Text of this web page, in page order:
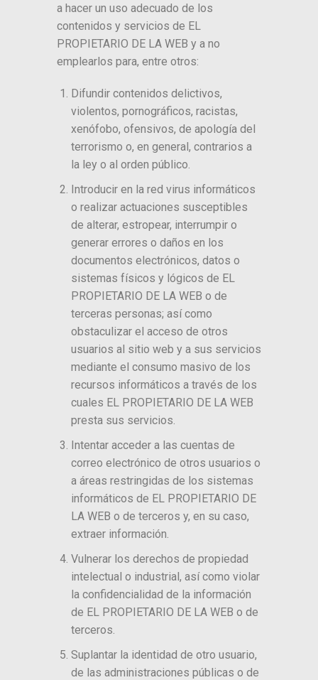
a hacer un uso adecuado de los
contenidos y servicios de EL
PROPIETARIO DE LA WEB y a no
emplearlos para, entre otros:
Difundir contenidos delictivos,
violentos, pornográficos, racistas,
xenófobo, ofensivos, de apología del
terrorismo o, en general, contrarios a
la ley o al orden público.
Introducir en la red virus informáticos
o realizar actuaciones susceptibles
de alterar, estropear, interrumpir o
generar errores o daños en los
documentos electrónicos, datos o
sistemas físicos y lógicos de EL
PROPIETARIO DE LA WEB o de
terceras personas; así como
obstaculizar el acceso de otros
usuarios al sitio web y a sus servicios
mediante el consumo masivo de los
recursos informáticos a través de los
cuales EL PROPIETARIO DE LA WEB
presta sus servicios.
Intentar acceder a las cuentas de
correo electrónico de otros usuarios o
a áreas restringidas de los sistemas
informáticos de EL PROPIETARIO DE
LA WEB o de terceros y, en su caso,
extraer información.
Vulnerar los derechos de propiedad
intelectual o industrial, así como violar
la confidencialidad de la información
de EL PROPIETARIO DE LA WEB o de
terceros.
Suplantar la identidad de otro usuario,
de las administraciones públicas o de